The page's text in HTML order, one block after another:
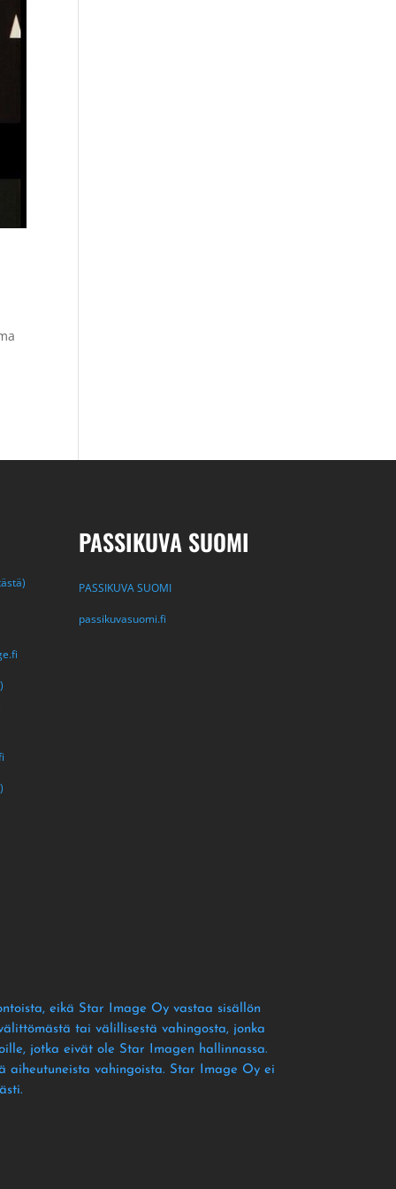
PASSIKUVA SUOMI
PASSIKUVA SUOMI
passikuvasuomi.fi
, eikä Star Image Oy vastaa sisällön
tai välillisestä vahingosta, jonka
, jotka eivät ole Star Imagen hallinnassa.
aiheutuneista vahingoista. Star Image Oy ei
.